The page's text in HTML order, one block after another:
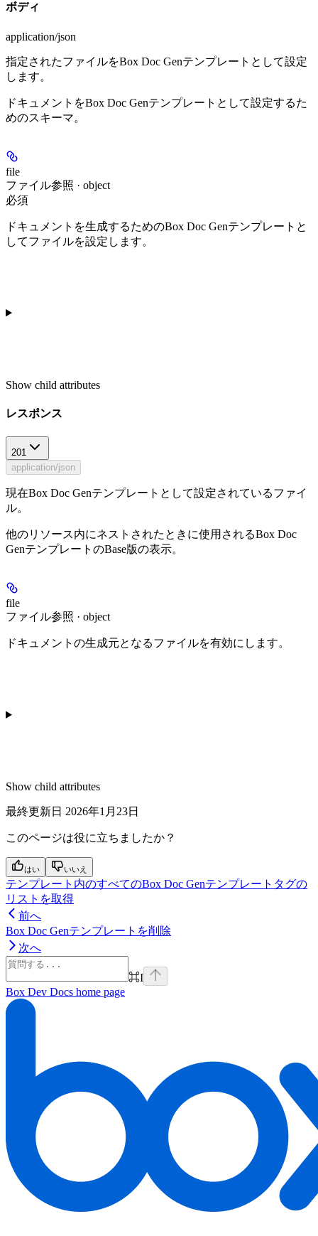
ボディ
application/json
指定されたファイルをBox Doc Genテンプレートとして設定
します。
ドキュメントをBox Doc Genテンプレートとして設定するた
めのスキーマ。
file
ファイル参照 · object
必須
ドキュメントを生成するためのBox Doc Genテンプレートと
してファイルを設定します。
Show child attributes
レスポンス
201
application/json
現在Box Doc Genテンプレートとして設定されているファイ
ル。
他のリソース内にネストされたときに使用されるBox Doc
GenテンプレートのBase版の表示。
file
ファイル参照 · object
ドキュメントの生成元となるファイルを有効にします。
Show child attributes
最終更新日 2026年1月23日
このページは役に立ちましたか？
はい いいえ
テンプレート内のすべてのBox Doc Genテンプレートタグの
リストを取得
前へ
Box Doc Genテンプレートを削除
次へ
⌘I
Box Dev Docs home page